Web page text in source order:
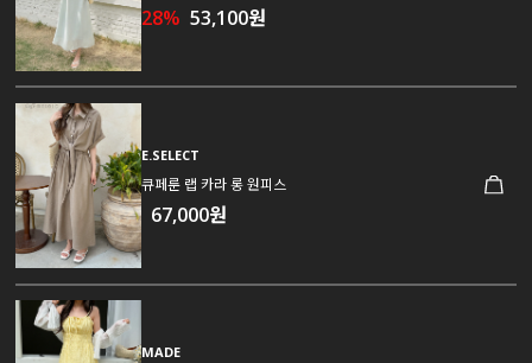
28% 53,100원
E.SELECT
큐페룬 랩 카라 롱 원피스
67,000원
MADE